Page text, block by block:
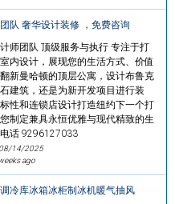
队 奢华设计装修 ，免费咨询
师团队 顶级服务与执行 专注于打
内设计，展现您的生活方式、价值
新曼哈顿的顶层公寓，设计布鲁克
建筑，还是为新开发项目进行装
性和连锁店设计打造纽约下一个打
制定兼具永恒优雅与现代精致的生
话 9296127033
08/14/2025
ago
冷库冰箱冰柜制冰机暖气抽风